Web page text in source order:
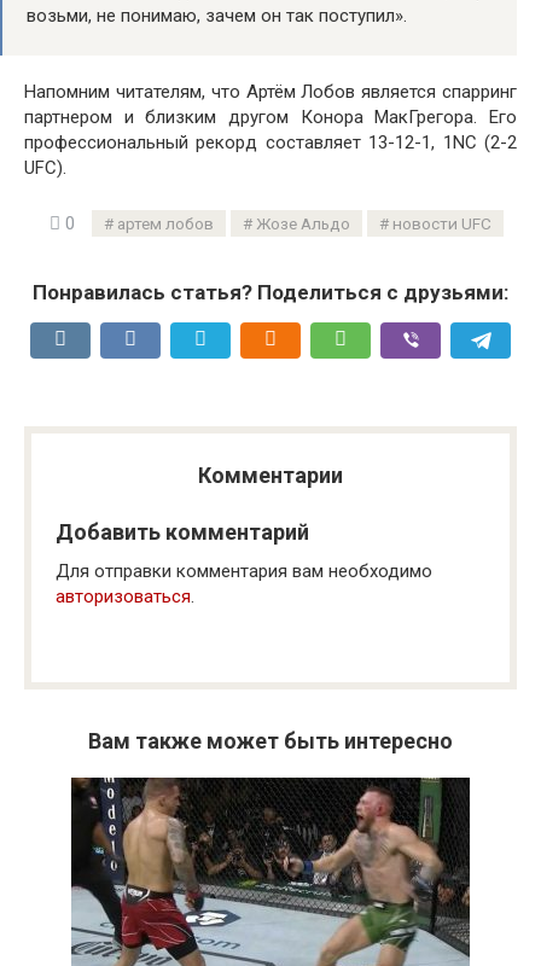
возьми, не понимаю, зачем он так поступил».
Напомним читателям, что Артём Лобов является спарринг
партнером и близким другом Конора МакГрегора. Его
профессиональный рекорд составляет 13-12-1, 1NC (2-2
UFC).
0 артем лобов Жозе Альдо новости UFC
Понравилась статья? Поделиться с друзьями:
Комментарии
Добавить комментарий
Для отправки комментария вам необходимо
авторизоваться.
Вам также может быть интересно